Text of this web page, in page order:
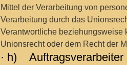
Mittel der Verarbeitung von
Verarbeitung durch das
Verantwortliche beziehungsweise
Unionsrecht oder dem Recht der
· h) Auftragsverarbeiter